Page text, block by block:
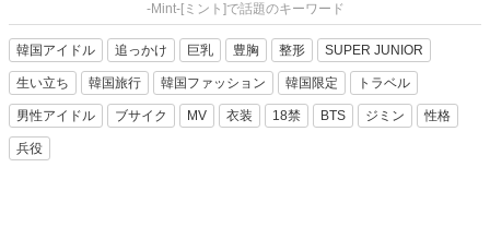
-Mint-[ミント]で話題のキーワード
韓国アイドル 追っかけ 巨乳 豊胸 整形 SUPER JUNIOR
生い立ち 韓国旅行 韓国ファッション 韓国限定 トラベル
男性アイドル ブサイク MV 衣装 18禁 BTS ジミン 性格
兵役